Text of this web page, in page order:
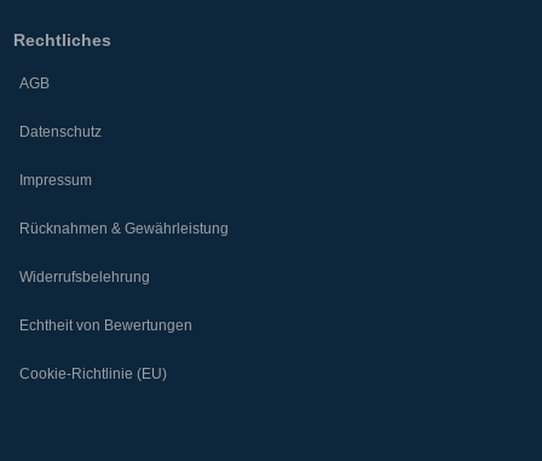
Rechtliches
AGB
Datenschutz
Impressum
Rücknahmen & Gewährleistung
Widerrufsbelehrung
Echtheit von Bewertungen
Cookie-Richtlinie (EU)